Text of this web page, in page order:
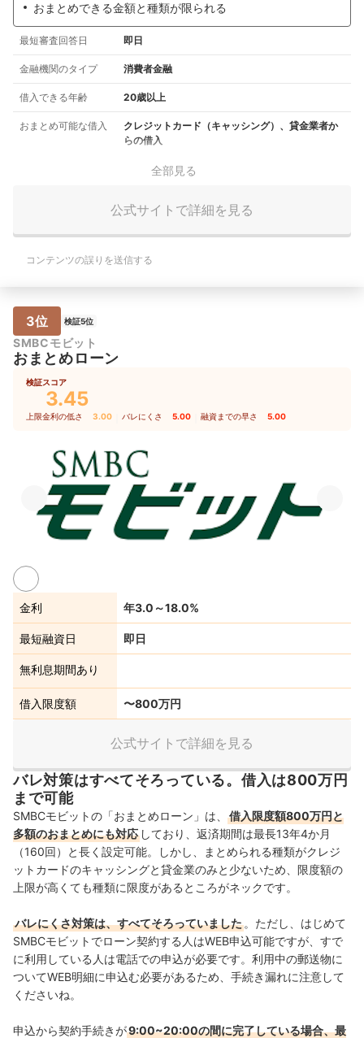
おまとめできる金額と種類が限られる
最短審査回答日 即日
金融機関のタイプ 消費者金融
借入できる年齢 20歳以上
おまとめ可能な借入
クレジットカード（キャッシング）、貸金業者か
らの借入
全部見る
公式サイトで詳細を見る
コンテンツの誤りを送信する
3位 検証5位
SMBCモビット
おまとめローン
検証スコア
3.45
上限金利の低さ 3.00 バレにくさ 5.00 融資までの早さ 5.00
金利 年3.0～18.0%
最短融資日 即日
無利息期間あり
借入限度額 〜800万円
公式サイトで詳細を見る
バレ対策はすべてそろっている。借入は800万円
まで可能
SMBCモビットの「おまとめローン」は、
借入限度額800万円と
多額のおまとめにも対応 しており、返済期間は最長13年4か月
（160回）と長く設定可能。しかし、まとめられる種類がクレジ
ットカードのキャッシングと貸金業のみと少ないため、限度額の
上限が高くても種類に限度があるところがネックです。
バレにくさ対策は、すべてそろっていました 。ただし、はじめて
SMBCモビットでローン契約する人はWEB申込可能ですが、すで
に利用している人は電話での申込が必要です。利用中の郵送物に
ついてWEB明細に申込む必要があるため、手続き漏れに注意して
くださいね。
申込から契約手続きが9:00~20:00の間に完了している場合、最